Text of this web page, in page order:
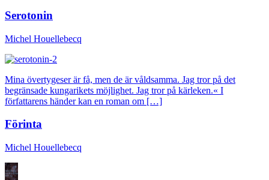
Serotonin
Michel Houellebecq
Mina övertygeser är få, men de är våldsamma. Jag tror på det
begränsade kungarikets möjlighet. Jag tror på kärleken.« I
författarens händer kan en roman om […]
Förinta
Michel Houellebecq